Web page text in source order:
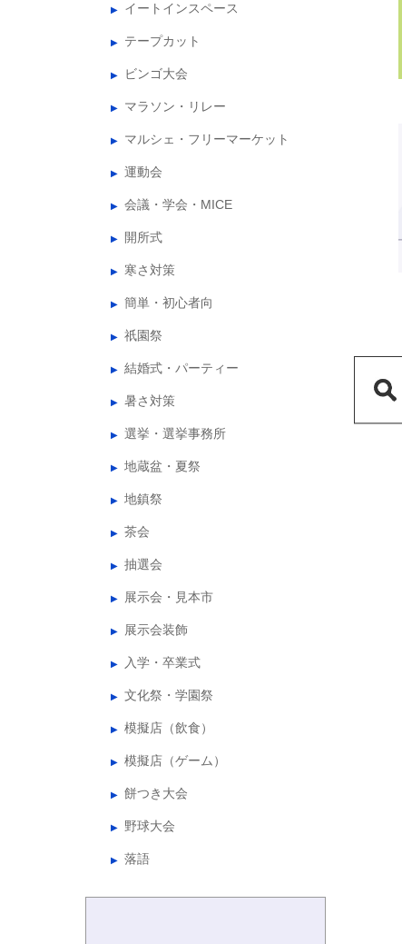
イートインスペース
テープカット
ビンゴ大会
マラソン・リレー
マルシェ・フリーマーケット
運動会
会議・学会・MICE
開所式
寒さ対策
簡単・初心者向
祇園祭
結婚式・パーティー
暑さ対策
選挙・選挙事務所
地蔵盆・夏祭
地鎮祭
茶会
抽選会
展示会・見本市
展示会装飾
入学・卒業式
文化祭・学園祭
模擬店（飲食）
模擬店（ゲーム）
餅つき大会
野球大会
落語